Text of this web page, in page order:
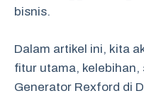
bisnis.
Dalam artikel ini, kita
fitur utama,
Generator Rexford di